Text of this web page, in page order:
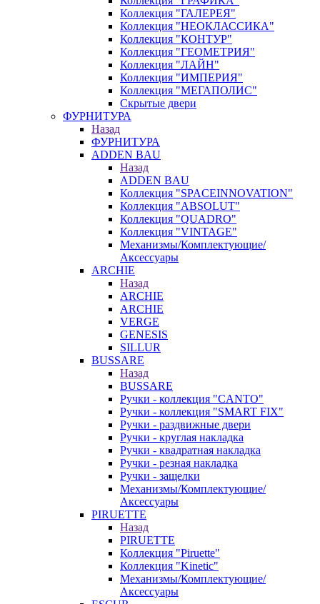
Коллекция "ГАЛЕРЕЯ"
Коллекция "НЕОКЛАССИКА"
Коллекция "КОНТУР"
Коллекция "ГЕОМЕТРИЯ"
Коллекция "ЛАЙН"
Коллекция "ИМПЕРИЯ"
Коллекция "МЕГАПОЛИС"
Скрытые двери
ФУРНИТУРА
Назад
ФУРНИТУРА
ADDEN BAU
Назад
ADDEN BAU
Коллекция "SPACEINNOVATION"
Коллекция "ABSOLUT"
Коллекция "QUADRO"
Коллекция "VINTAGE"
Механизмы/Комплектующие/
Аксессуары
ARCHIE
Назад
ARCHIE
ARCHIE
VERGE
GENESIS
SILLUR
BUSSARE
Назад
BUSSARE
Ручки - коллекция "CANTO"
Ручки - коллекция "SMART FIX"
Ручки - раздвижные двери
Ручки - круглая накладка
Ручки - квадратная накладка
Ручки - резная накладка
Ручки - защелки
Механизмы/Комплектующие/
Аксессуары
PIRUETTE
Назад
PIRUETTE
Коллекция "Piruette"
Коллекция "Kinetic"
Механизмы/Комплектующие/
Аксессуары